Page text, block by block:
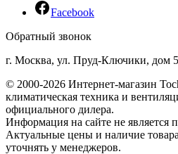
Facebook
Обратный звонок
г. Москва, ул. Пруд-Ключики, дом 5
© 2000-2026 Интернет-магазин
климатическая техника и
официального дилера.
Информация на сайте не является
Актуальные цены и наличие
уточнять у менеджеров.